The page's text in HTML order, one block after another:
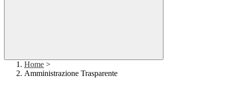
Home >
Amministrazione Trasparente